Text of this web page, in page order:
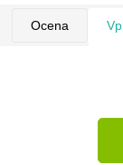
Ocena